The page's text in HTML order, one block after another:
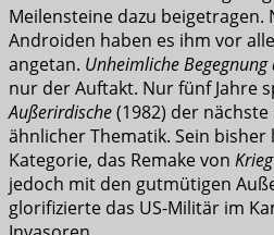
Meilensteine dazu
Androiden haben es ihm vor
angetan. Unheimliche
nur der Auftakt. Nur fünf Jahre
Außerirdische(1982) der
ähnlicher Thematik. Sein bisher
Kategorie, das Remake von
jedoch mit den gutmütigen
glorifizierte das US-Militär im